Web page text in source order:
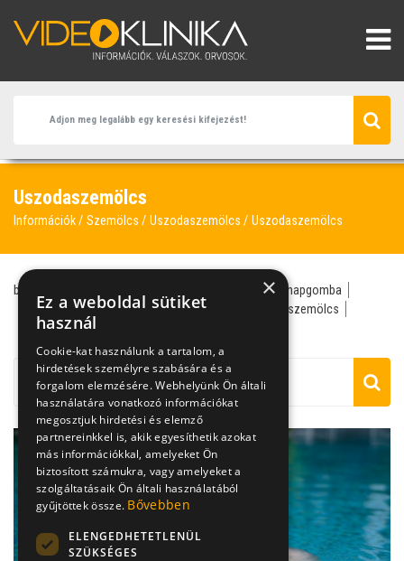
Uszodaszemölcs
Információk Szemölcs Uszodaszemölcs Uszodaszemölcs
bőr- és nemi gyógyász lábgomba
napgomba
nemi betegség
strandfertőzés szemölcs
talpi szemölcs
uszodaszemölcs
×
Ez a weboldal sütiket
használ
Cookie-kat használunk a tartalom, a
hirdetések személyre szabására és a
forgalom elemzésére. Webhelyünk Ön általi
használatára vonatkozó információkat
megosztjuk hirdetési és elemző
partnereinkkel is, akik egyesíthetik azokat
más információkkal, amelyeket Ön
biztosított számukra, vagy amelyeket a
szolgáltatásaik Ön általi használatából
gyűjtöttek össze. Bővebben
ELENGEDHETETLENÜL
SZÜKSÉGES